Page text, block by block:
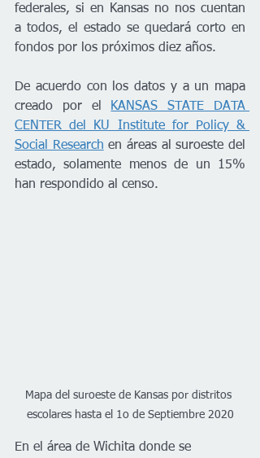
federales, si en Kansas no nos cuentan
a todos, el estado se quedará corto en
fondos por los próximos diez años.
De acuerdo con los datos y a un mapa
creado por el KANSAS STATE DATA
CENTER del KU Institute for Policy &
Social Research en áreas al suroeste del
estado, solamente menos de un 15%
han respondido al censo.
Mapa del suroeste de Kansas por distritos
escolares hasta el 1o de Septiembre 2020
En el área de Wichita donde se